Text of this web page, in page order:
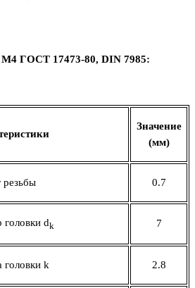
М4 ГОСТ 17473-80, DIN 7985:
Значение
(мм)
0.7
головки dk 7
головки k 2.8